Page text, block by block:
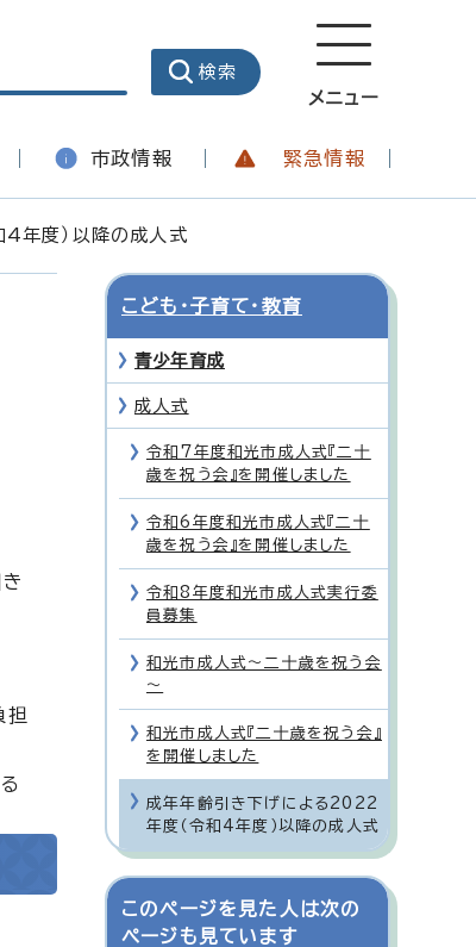
メニュー
市政情報 緊急情報
年度）以降の成人式
担
こども・子育て・教育
青少年育成
成人式
令和7年度和光市成人式『二十
歳を祝う会』を開催しました
令和6年度和光市成人式『二十
歳を祝う会』を開催しました
令和8年度和光市成人式実行委
員募集
和光市成人式～二十歳を祝う会
～
和光市成人式『二十歳を祝う会』
を開催しました
成年年齢引き下げによる2022
年度（令和4年度）以降の成人式
このページを見た人は次の
ページも見ています